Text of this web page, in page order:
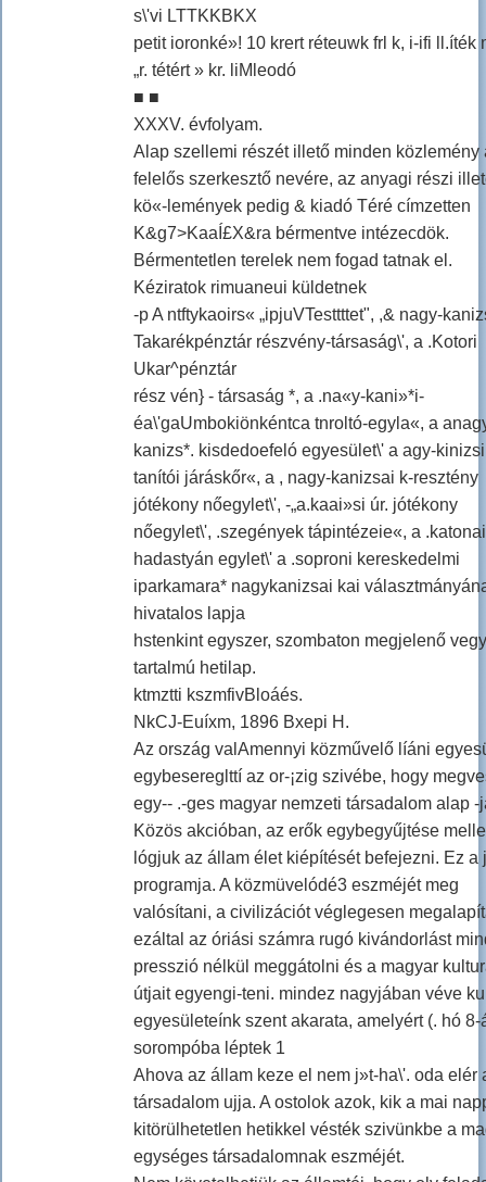
s\'vi LTTKKBKX
petit ioronké»! 10 krert réteuwk frl k, i-ifi ll.íték
„r. tétért » kr. liMleodó
■ ■
XXXV. évfolyam.
Alap szellemi részét illető minden közlemény
felelős szerkesztő nevére, az anyagi részi
kö«-lemények pedig & kiadó Téré címzetten
K&g7>KaaÍ£X&ra bérmentve intézecdök.
Bérmentetlen terelek nem fogad tatnak el.
Kéziratok rimuaneui küldetnek
-p A ntftykaoirs« „ipjuVTesttttet", ,& nagy-
Takarékpénztár részvény-társaság\', a .Kotori
Ukar^pénztár
rész vén} - társaság *, a .na«y-kani»*i-
éa\'gaUmbokiönkéntca tnroltó-egyla«, a
kanizs*. kisdedoefeló egyesület\' a agy-
tanítói járáskőr«, a , nagy-kanizsai k-resztény
jótékony nőegylet\', -„a.kaai»si úr. jótékony
nőegylet\', .szegények tápintézeie«, a .katonai
hadastyán egylet\' a .soproni kereskedelmi
iparkamara* nagykanizsai kai
hivatalos lapja
hstenkint egyszer, szombaton megjelenő
tartalmú hetilap.
ktmztti kszmfivBloáés.
NkCJ-Euíxm, 1896 Bxepi H.
Az ország valAmennyi közművelő líáni
egybesereglttí az or-¡zig szivébe, hogy
egy-- .-ges magyar nemzeti társadalom alap -
Közös akcióban, az erők egybegyűjtése
lógjuk az állam élet kiépítését befejezni. Ez a
programja. A közmüvelódé3 eszméjét meg
valósítani, a civilizációt véglegesen
ezáltal az óriási számra rugó kivándorlást
presszió nélkül meggátolni és a magyar
útjait egyengi-teni. mindez nagyjában véve
egyesületeínk szent akarata, amelyért (. hó 8-
sorompóba léptek 1
Ahova az állam keze el nem j»t-ha\'. oda elér
társadalom ujja. A ostolok azok, kik a mai
kitörülhetetlen hetikkel vésték szivünkbe a
egységes társadalomnak eszméjét.